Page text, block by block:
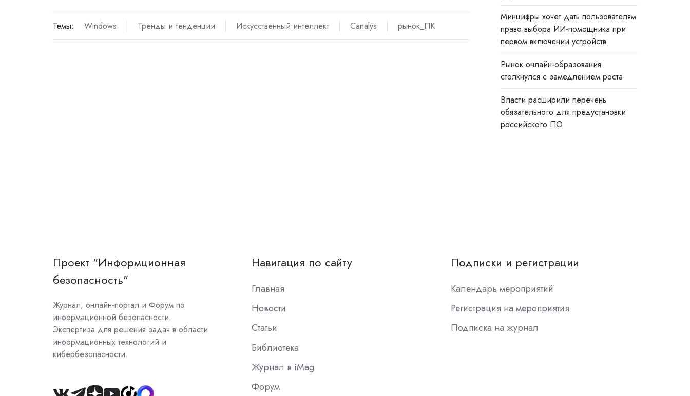
Темы: Windows Тренды и тенденции Искусственный интеллект Canalys рынок_ПК
Минцифры хочет дать пользователям
право выбора ИИ-помощника при
первом включении устройств
Рынок онлайн-образования
столкнулся с замедлением роста
Власти расширили перечень
обязательного для предустановки
российского ПО
Проект "Информционная
безопасность"
Журнал, онлайн-портал и Форум по
информационной безопасности.
Экспертиза для решения задач в области
информационных технологий и
кибербезопасности.
Навигация по сайту
Главная
Новости
Статьи
Библиотека
Журнал в iMag
Форум
Подписки и регистрации
Календарь мероприятий
Регистрация на мероприятия
Подписка на журнал